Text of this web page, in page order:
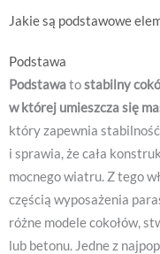
Jakie są podstawowe
Podstawa
Podstawatostabilny
w której umieszcza się
który zapewnia
i sprawia, że cała
mocnego wiatru. Z tego
częścią wyposażenia
różne modele cokołów,
lub betonu. Jedne z